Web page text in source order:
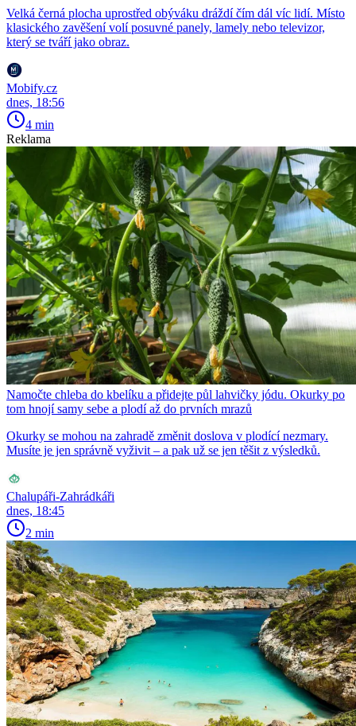
Velká černá plocha uprostřed obýváku dráždí čím dál víc lidí. Místo
klasického zavěšení volí posuvné panely, lamely nebo televizor,
který se tváří jako obraz.
Mobify.cz
dnes, 18:56
4 min
Reklama
Namočte chleba do kbelíku a přidejte půl lahvičky jódu. Okurky po
tom hnojí samy sebe a plodí až do prvních mrazů
Okurky se mohou na zahradě změnit doslova v plodící nezmary.
Musíte je jen správně vyživit – a pak už se jen těšit z výsledků.
Chalupáři-Zahrádkáři
dnes, 18:45
2 min